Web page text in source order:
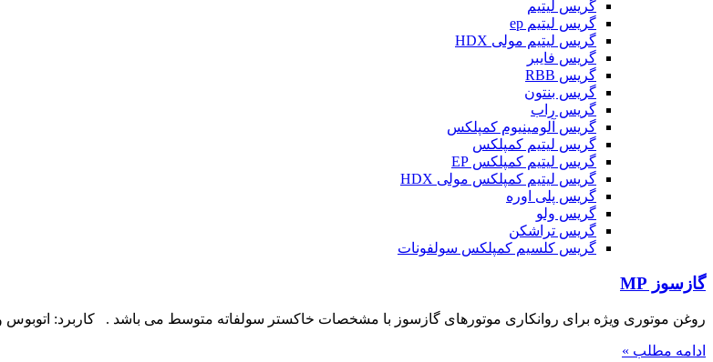
گریس لیتیم
گریس لیتیم ep
گریس لیتیم مولی HDX
گریس فایبر
گریس RBB
گریس بنتون
گریس راب
گریس آلومینیوم کمپلکس
گریس لیتیم کمپلکس
گریس لیتیم کمپلکس EP
گریس لیتیم کمپلکس مولی HDX
گریس پلی اوره
گریس ولو
گریس تراشکن
گریس کلسیم کمپلکس سولفونات
گازسوز MP
روغن موتوری ویژه برای روانکاری موتورهای گازسوز با مشخصات خاکستر سولفاته متوسط می باشد . کاربرد: اتوبوس
ادامه مطلب »